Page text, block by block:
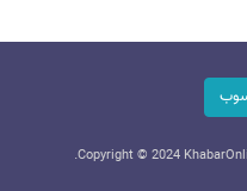
Copyright © 2024